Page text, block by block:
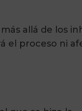
allá de los
el proceso ni